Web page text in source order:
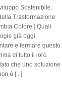
Sostenibile.
Trasformazione:
Colore ] Quali
già oggi
e fermare questo
di tutto il loro
che uno soluzione
è [...]